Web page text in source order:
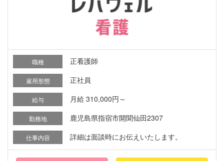
職種 正看護師
雇用形態 正社員
給与 月給 310,000円～
勤務地 鹿児島県指宿市開聞仙田2307
仕事内容 詳細は面談時にお伝えいたします。